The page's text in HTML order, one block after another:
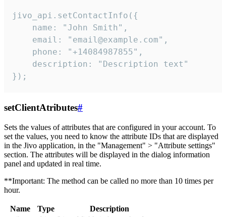
jivo_api.setContactInfo({
    name: "John Smith",
    email: "email@example.com",
    phone: "+14084987855",
    description: "Description text"
});
setClientAtributes#
Sets the values ​​of attributes that are configured in your account. To
set the values, you need to know the attribute IDs that are displayed
in the Jivo application, in the "Management" > "Attribute settings"
section. The attributes will be displayed in the dialog information
panel and updated in real time.
**Important: The method can be called no more than 10 times per
hour.
Name Type
Description